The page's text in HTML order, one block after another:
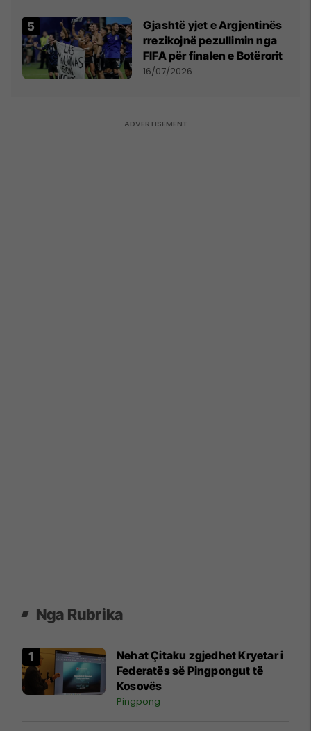
Gjashtë yjet e Argjentinës
rrezikojnë pezullimin nga
FIFA për finalen e Botërorit
16/07/2026
Nga Rubrika
Nehat Çitaku zgjedhet Kryetar i
Federatës së Pingpongut të
Kosovës
Pingpong